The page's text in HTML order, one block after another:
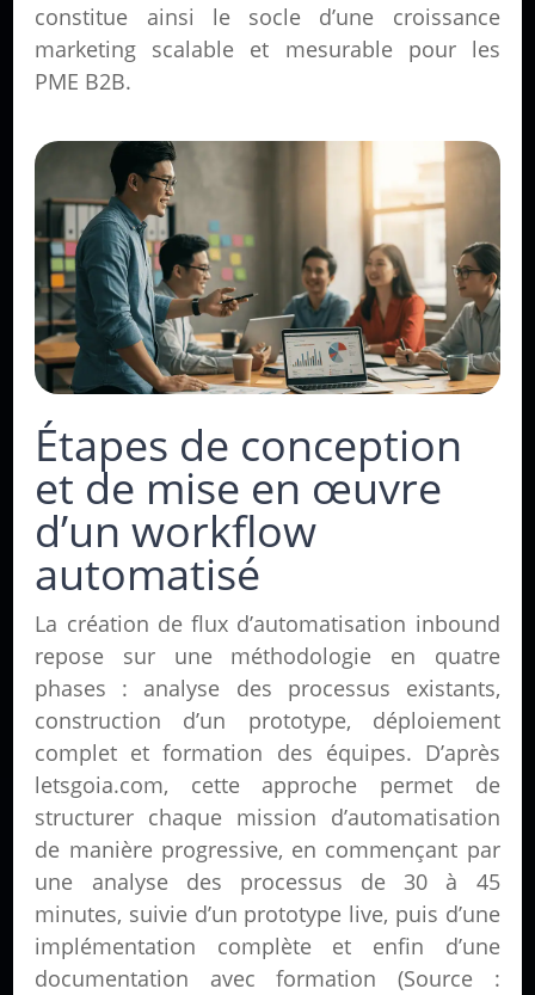
constitue ainsi le socle d’une croissance
marketing scalable et mesurable pour les
PME B2B.
Étapes de conception
et de mise en œuvre
d’un workflow
automatisé
La création de flux d’automatisation inbound
repose sur une méthodologie en quatre
phases : analyse des processus existants,
construction d’un prototype, déploiement
complet et formation des équipes. D’après
letsgoia.com, cette approche permet de
structurer chaque mission d’automatisation
de manière progressive, en commençant par
une analyse des processus de 30 à 45
minutes, suivie d’un prototype live, puis d’une
implémentation complète et enfin d’une
documentation avec formation (Source :